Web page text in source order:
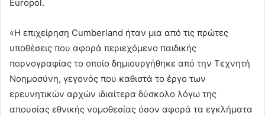
Europol.
«Η επιχείρηση Cumberland ήταν μια από τις πρώτες
υποθέσεις που αφορά περιεχόμενο παιδικής
πορνογραφίας το οποίο δημιουργήθηκε από την Τεχνητή
Νοημοσύνη, γεγονός που καθιστά το έργο των
ερευνητικών αρχών ιδιαίτερα δύσκολο λόγω της
απουσίας εθνικής νομοθεσίας όσον αφορά τα εγκλήματα